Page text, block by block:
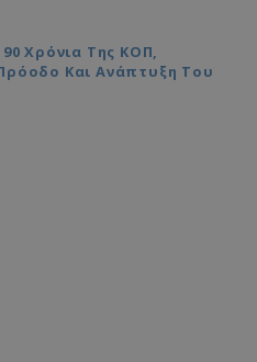
Χρόνια Της ΚΟΠ,
Και Ανάπτυξη Του